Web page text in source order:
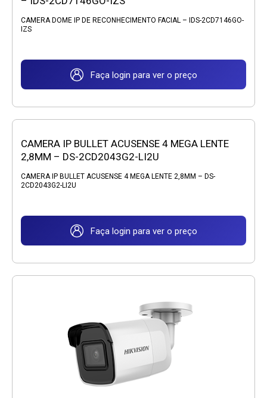
CAMERA DOME IP DE RECONHECIMENTO FACIAL – IDS-2CD7146GO-
IZS
Faça login para ver o preço
CAMERA IP BULLET ACUSENSE 4 MEGA LENTE
2,8MM – DS-2CD2043G2-LI2U
CAMERA IP BULLET ACUSENSE 4 MEGA LENTE 2,8MM – DS-
2CD2043G2-LI2U
Faça login para ver o preço